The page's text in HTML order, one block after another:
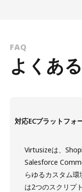
FAQ
よくあ
対応ECプラットフォ
Virtusizeは、
Salesforce
らゆるカスタム
は2つのスクリプ